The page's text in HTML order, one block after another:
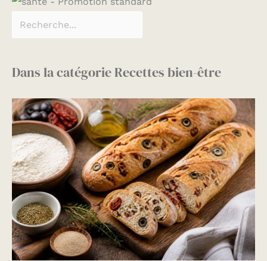
Dans la catégorie Recettes bien-être